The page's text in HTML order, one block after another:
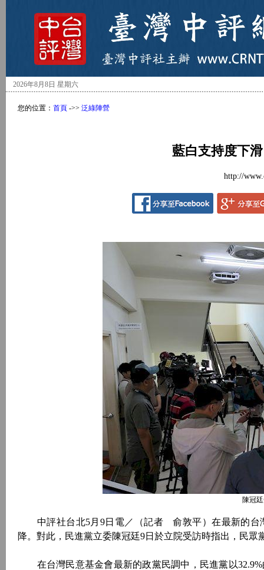
2026年8月8日 星期六
您的位置： 首頁 ->> 泛綠陣營
藍白支持度下
http://
陳冠
中評社台北5月9日電／（記者 俞敦平）在最新的台
降。對此，民進黨立委陳冠廷9日於立院受訪時指出，民
在台灣民意基金會最新的政黨民調中，民進黨以32.9%